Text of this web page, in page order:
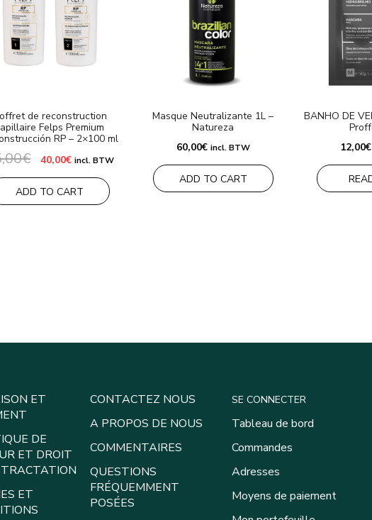
de reconstruction
Felps Premium
RP – 2×100 ml
€ Le
prix
initial
était :
40,00€Le
actuel
est :
40,00€.
incl. BTW
ADD TO CART
Masque Neutralizante 1L –
Natureza
60,00€ incl. BTW
ADD TO CART
BANHO DE
12,00€
ET
DE
ET DROIT
ET
CONTACTEZ NOUS
A PROPOS DE NOUS
COMMENTAIRES
QUESTIONS
FRÉQUEMMENT
POSÉES
SE CONNECTER
Tableau de bord
Commandes
Adresses
Moyens de paiement